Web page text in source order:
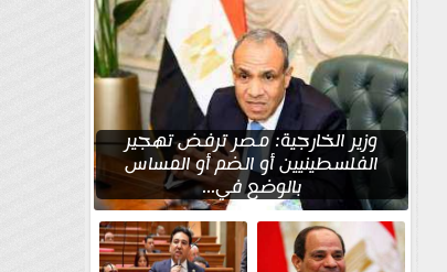
وزير الخارجية: مصر ترفض تهجير
الفلسطينيين أو الضم أو المساس
بالوضع في...